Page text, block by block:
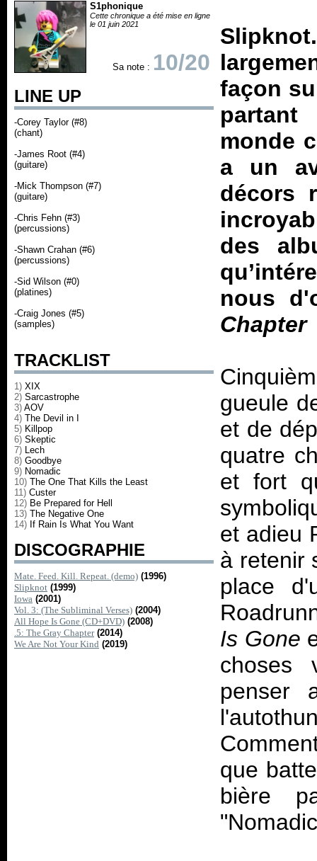
S1phonique
Cette chronique a été mise en ligne
le 01 juin 2021
Sa note : 10/20
LINE UP
-Corey Taylor (#8)
(chant)
-James Root (#4)
(guitare)
-Mick Thompson (#7)
(guitare)
-Chris Fehn (#3)
(percussions)
-Shawn Crahan (#6)
(percussions)
-Sid Wilson (#0)
(platines)
-Craig Jones (#5)
(samples)
TRACKLIST
1) XIX
2) Sarcastrophe
3) AOV
4) The Devil in I
5) Killpop
6) Skeptic
7) Lech
8) Goodbye
9) Nomadic
10) The One That Kills the Least
11) Custer
12) Be Prepared for Hell
13) The Negative One
14) If Rain Is What You Want
DISCOGRAPHIE
Mate. Feed. Kill. Repeat. (demo) (1996)
Slipknot (1999)
Iowa (2001)
Vol. 3: (The Subliminal Verses) (2004)
All Hope Is Gone (CD+DVD) (2008)
.5: The Gray Chapter (2014)
We Are Not Your Kind (2019)
façon
partant
monde
a un
décors
des
nous
Chapter
gueule
et de
quatre
et fort
et adieu
à retenir
place
Is Gone
choses
penser
que
bière